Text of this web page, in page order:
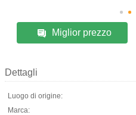
Miglior prezzo
Dettagli
Luogo di origine:
Marca: